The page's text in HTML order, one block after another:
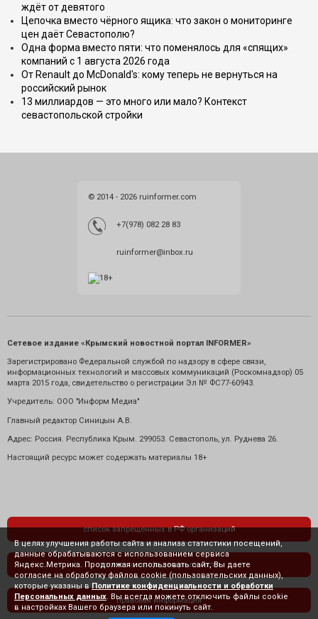
ждёт от девятого
Цепочка вместо чёрного ящика: что закон о мониторинге
цен даёт Севастополю?
Одна форма вместо пяти: что поменялось для «спящих»
компаний с 1 августа 2026 года
От Renault до McDonald's: кому теперь не вернуться на
российский рынок
13 миллиардов — это много или мало? Контекст
севастопольской стройки
© 2014 - 2026 ruinformer.com
+7(978) 082 28 83
ruinformer@inbox.ru
Сетевое издание «Крымский новостной портал INFORMER»
Зарегистрировано Федеральной службой по надзору в сфере связи,
информационных технологий и массовых коммуникаций (Роскомнадзор) 05
марта 2015 года, свидетельство о регистрации Эл № ФС77-60943.
Учредитель: ООО "Информ Медиа"
Главный редактор Синицын А.В.
Адрес: Россия. Республика Крым. 299053. Севастополь, ул. Руднева 26.
Настоящий ресурс может содержать материалы 18+
список запрещенных в РФ организаций
политика конфиденциальности
правовая информация
В целях улучшения работы сайта и анализа статистики посещений,
данные обрабатываются с использованием сервиса
Яндекс.Метрика. Продолжая использовать сайт, Вы даете
согласие на обработку файлов cookie (пользовательских данных),
которые указаны в Политике конфиденциальности и обработки
Персональных данных . Вы всегда можете отключить файлы cookie
в настройках Вашего браузера или покинуть сайт.